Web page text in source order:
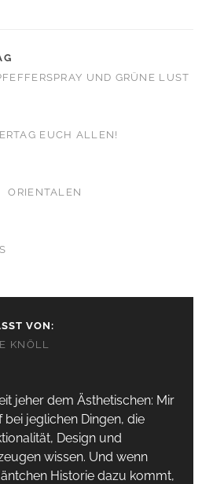
UND GRÜNE LUST
EUCH ALLEN!
ORIENTALEN
VON:
KNÖLL
jeher dem Ästhetischen: Mir
jeglichen Dingen, die
Design und
wissen. Und wenn
Historie dazu kommt,